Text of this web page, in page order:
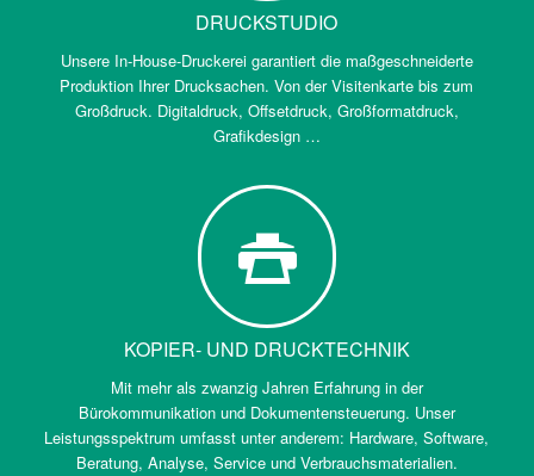
DRUCKSTUDIO
Unsere In-House-Druckerei garantiert die maßgeschneiderte
Produktion Ihrer Drucksachen. Von der Visitenkarte bis zum
Großdruck. Digitaldruck, Offsetdruck, Großformatdruck,
Grafikdesign …
KOPIER- UND DRUCKTECHNIK
Mit mehr als zwanzig Jahren Erfahrung in der
Bürokommunikation und Dokumentensteuerung. Unser
Leistungsspektrum umfasst unter anderem: Hardware, Software,
Beratung, Analyse, Service und Verbrauchsmaterialien.